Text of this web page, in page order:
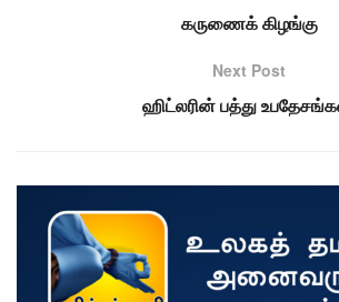
கருணைக் கிழங்கு
Next Post
ஹிட்லரின் பத்து